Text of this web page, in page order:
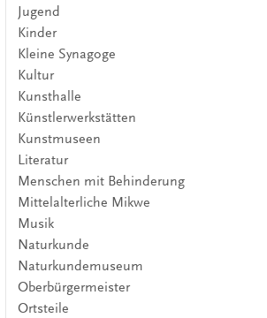
Jugend
Kinder
Kleine Synagoge
Kultur
Kunsthalle
Künstlerwerkstätten
Kunstmuseen
Literatur
Menschen mit Behinderung
Mittelalterliche Mikwe
Musik
Naturkunde
Naturkundemuseum
Oberbürgermeister
Ortsteile